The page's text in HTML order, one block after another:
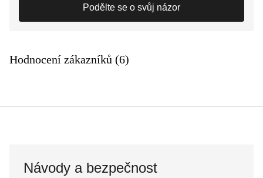
Podělte se o svůj názor
Hodnocení zákazníků (6)
Návody a bezpečnost